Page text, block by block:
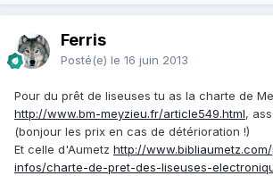
Ferris
Posté(e) le 16 juin 2013
Pour du prêt de liseuses tu as la charte de
http://www.bm-meyzieu.fr/article549.html,
(bonjour les prix en cas de détérioration !)
Et celle d'Aumetz http://
infos/charte-de-pret-des-liseuses-